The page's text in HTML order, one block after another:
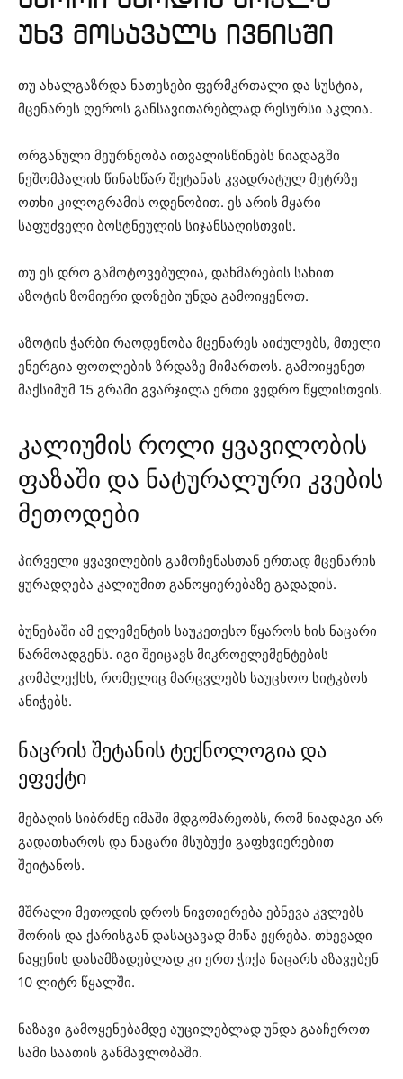
უხვ მოსავალს ივნისში
თუ ახალგაზრდა ნათესები ფერმკრთალი და სუსტია,
მცენარეს ღეროს განსავითარებლად რესურსი აკლია.
ორგანული მეურნეობა ითვალისწინებს ნიადაგში
ნეშომპალის წინასწარ შეტანას კვადრატულ მეტრზე
ოთხი კილოგრამის ოდენობით. ეს არის მყარი
საფუძველი ბოსტნეულის სიჯანსაღისთვის.
თუ ეს დრო გამოტოვებულია, დახმარების სახით
აზოტის ზომიერი დოზები უნდა გამოიყენოთ.
აზოტის ჭარბი რაოდენობა მცენარეს აიძულებს, მთელი
ენერგია ფოთლების ზრდაზე მიმართოს. გამოიყენეთ
მაქსიმუმ 15 გრამი გვარჯილა ერთი ვედრო წყლისთვის.
კალიუმის როლი ყვავილობის
ფაზაში და ნატურალური კვების
მეთოდები
პირველი ყვავილების გამოჩენასთან ერთად მცენარის
ყურადღება კალიუმით განოყიერებაზე გადადის.
ბუნებაში ამ ელემენტის საუკეთესო წყაროს ხის ნაცარი
წარმოადგენს. იგი შეიცავს მიკროელემენტების
კომპლექსს, რომელიც მარცვლებს საუცხოო სიტკბოს
ანიჭებს.
ნაცრის შეტანის ტექნოლოგია და
ეფექტი
მებაღის სიბრძნე იმაში მდგომარეობს, რომ ნიადაგი არ
გადათხაროს და ნაცარი მსუბუქი გაფხვიერებით
შეიტანოს.
მშრალი მეთოდის დროს ნივთიერება ებნევა კვლებს
შორის და ქარისგან დასაცავად მიწა ეყრება. თხევადი
ნაყენის დასამზადებლად კი ერთ ჭიქა ნაცარს აზავებენ
10 ლიტრ წყალში.
ნაზავი გამოყენებამდე აუცილებლად უნდა გააჩეროთ
სამი საათის განმავლობაში.